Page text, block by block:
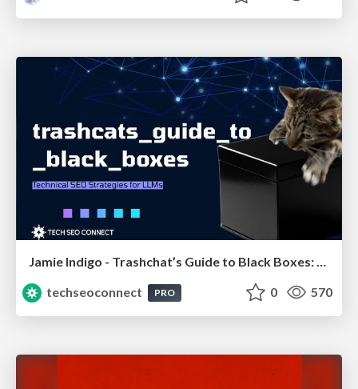
Jamie Indigo - Trashchat’s Guide to Black Boxes: Technical SEO Tactics for LLMs
techseoconnect
PRO 0 570